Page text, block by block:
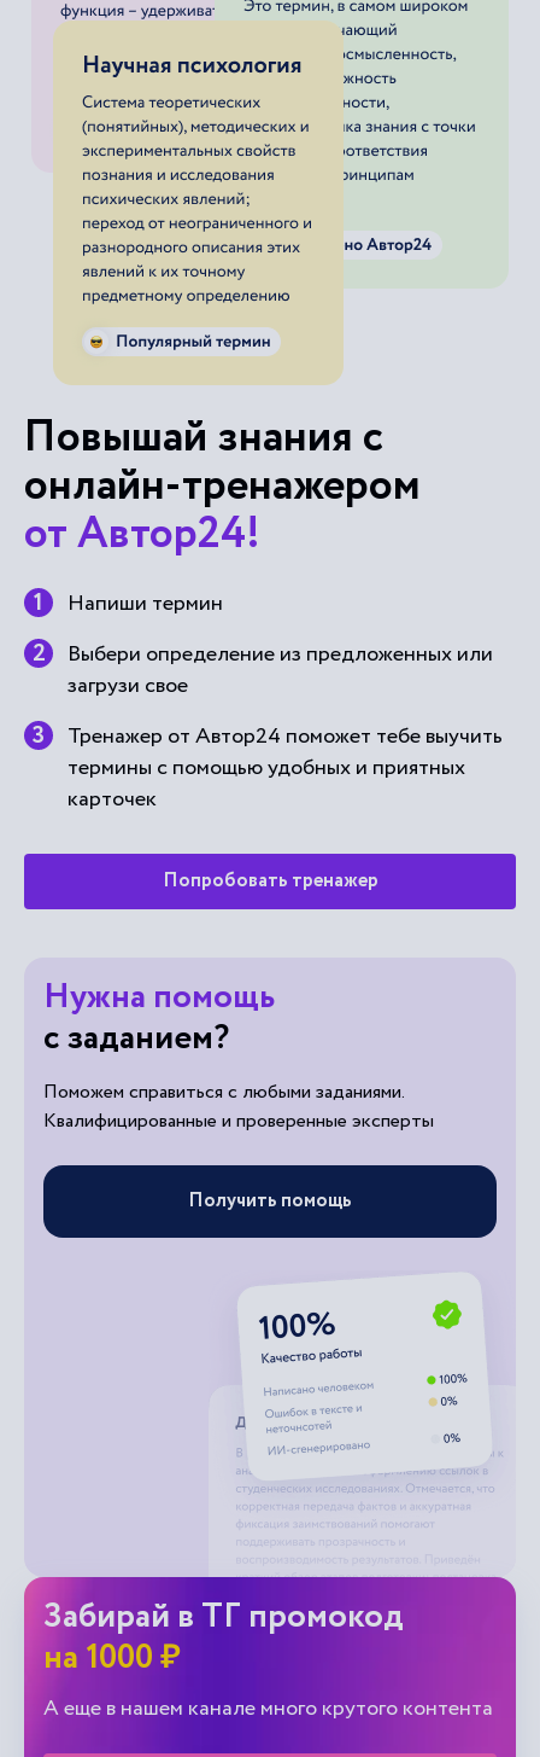
Повышай знания с
онлайн-тренажером
от Автор24!
Напиши термин
Выбери определение из предложенных или
загрузи свое
Тренажер от Автор24 поможет тебе выучить
термины с помощью удобных и приятных
карточек
Попробовать тренажер
Нужна помощь
с заданием?
Поможем справиться с любыми заданиями.
Квалифицированные и проверенные эксперты
Получить помощь
Забирай в ТГ промокод
на 1000 ₽
А еще в нашем канале много крутого контента